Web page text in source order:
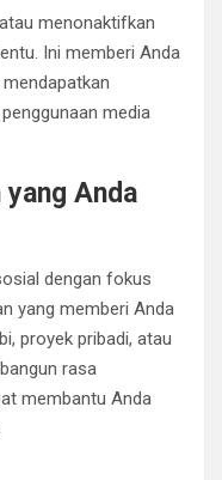
menonaktifkan
Ini memberi Anda
media
yang Anda
dengan fokus
yang memberi Anda
proyek pribadi, atau
rasa
membantu Anda